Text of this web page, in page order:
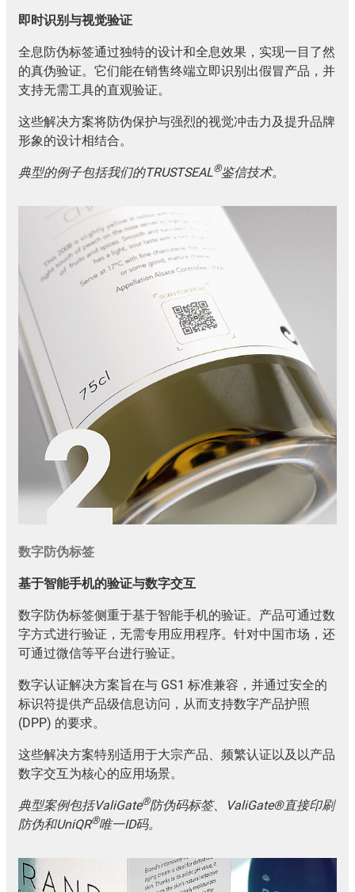
即时识别与视觉验证
全息防伪标签通过独特的设计和全息效果，实现一目了然
的真伪验证。它们能在销售终端立即识别出假冒产品，并
支持无需工具的直观验证。
这些解决方案将防伪保护与强烈的视觉冲击力及提升品牌
形象的设计相结合。
典型的例子包括我们的TRUSTSEAL®鉴信技术。
数字防伪标签
基于智能手机的验证与数字交互
数字防伪标签侧重于基于智能手机的验证。产品可通过数
字方式进行验证，无需专用应用程序。针对中国市场，还
可通过微信等平台进行验证。
数字认证解决方案旨在与 GS1 标准兼容，并通过安全的
标识符提供产品级信息访问，从而支持数字产品护照
(DPP) 的要求。
这些解决方案特别适用于大宗产品、频繁认证以及以产品
数字交互为核心的应用场景。
典型案例包括ValiGate®防伪码标签、ValiGate®直接印刷
防伪和UniQR®唯一ID码。